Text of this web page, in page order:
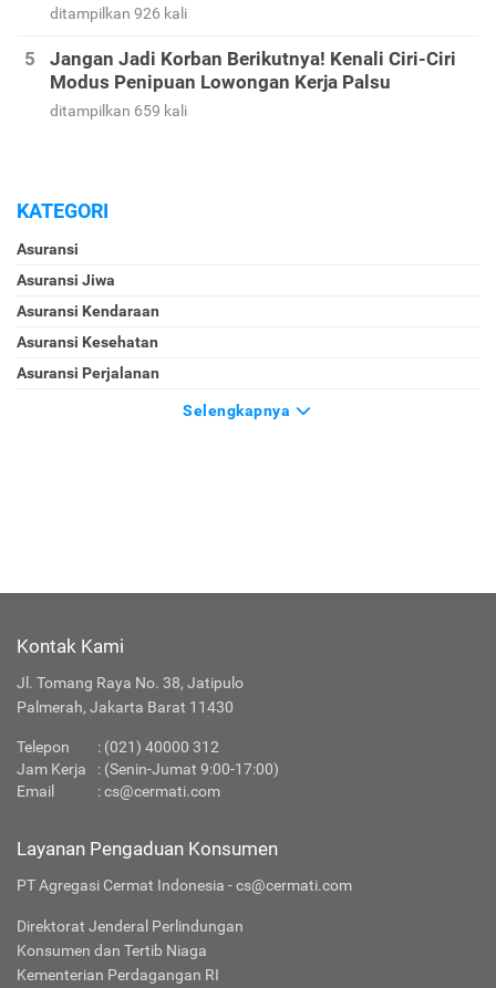
ditampilkan 926 kali
Jangan Jadi Korban Berikutnya! Kenali Ciri-Ciri
Modus Penipuan Lowongan Kerja Palsu
ditampilkan 659 kali
KATEGORI
Asuransi
Asuransi Jiwa
Asuransi Kendaraan
Asuransi Kesehatan
Asuransi Perjalanan
Selengkapnya
Kontak Kami
Jl. Tomang Raya No. 38, Jatipulo
Palmerah, Jakarta Barat 11430
Telepon : (021) 40000 312
Jam Kerja
: (Senin-Jumat 9:00-17:00)
Email
:cs@cermati.com
Layanan Pengaduan Konsumen
PT Agregasi Cermat Indonesia - cs@cermati.com
Direktorat Jenderal Perlindungan
Konsumen dan Tertib Niaga
Kementerian Perdagangan RI